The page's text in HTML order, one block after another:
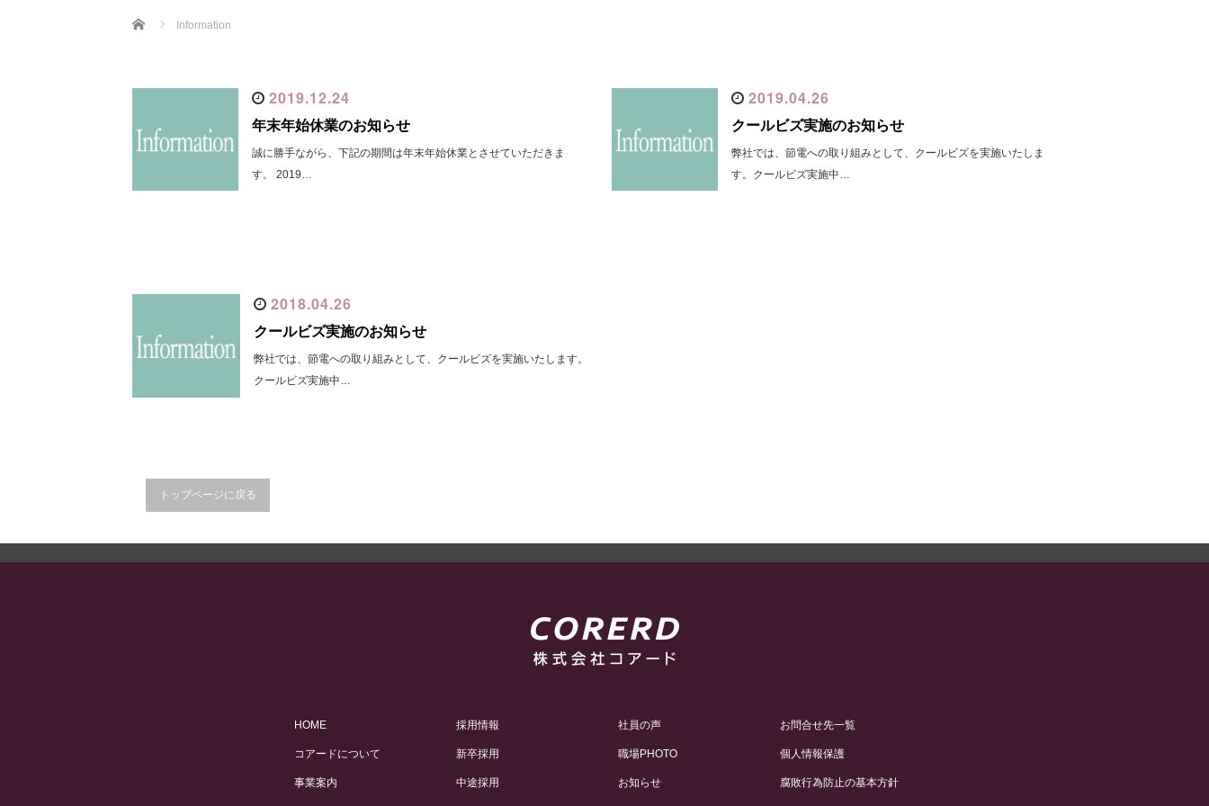
Home Information
2019.12.24
年末年始休業のお知らせ
誠に勝手ながら、下記の期間は年末年始休業とさせていただきま
す。 2019…
2019.04.26
クールビズ実施のお知らせ
弊社では、節電への取り組みとして、クールビズを実施いたしま
す。クールビズ実施中…
2018.04.26
クールビズ実施のお知らせ
弊社では、節電への取り組みとして、クールビズを実施いたします。
クールビズ実施中…
トップページに戻る
HOME
コアードについて
事業案内
採用情報
新卒採用
中途採用
社員の声
職場PHOTO
お知らせ
お問合せ先一覧
個人情報保護
腐敗行為防止の基本方針